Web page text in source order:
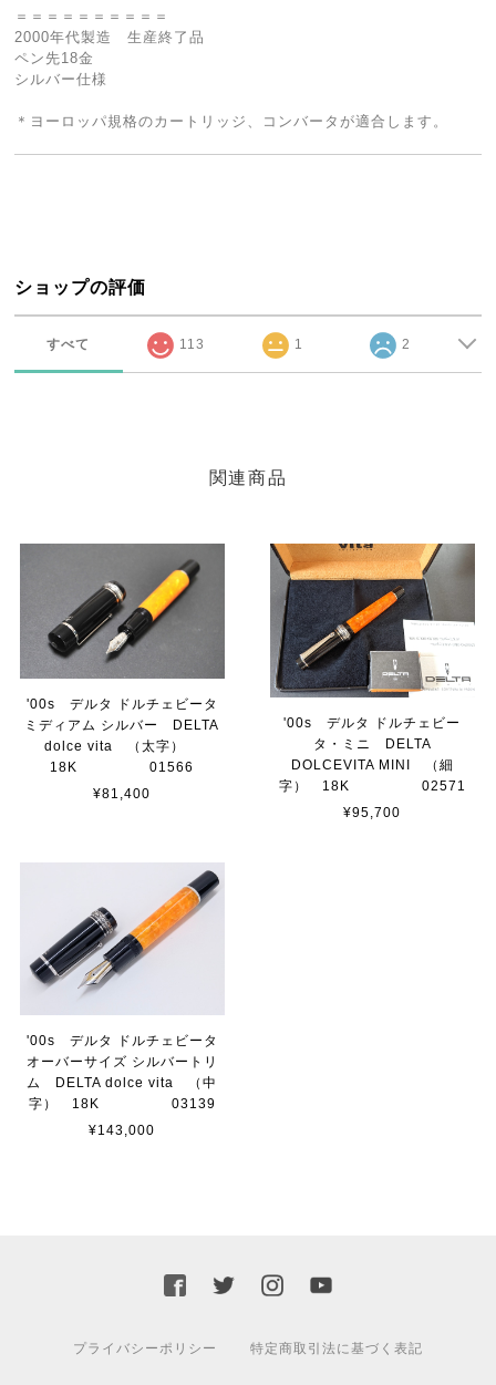
＝＝＝＝＝＝＝＝＝＝
2000年代製造 生産終了品
ペン先18金
シルバー仕様
＊ヨーロッパ規格のカートリッジ、コンバータが適合します。
ショップの評価
すべて 113 1 2
関連商品
'00s デルタ ドルチェビータ
ミディアム シルバー DELTA
dolce vita （太字）
18K 01566
¥81,400
'00s デルタ ドルチェビー
タ・ミニ DELTA
DOLCEVITA MINI （細
字） 18K 02571
¥95,700
'00s デルタ ドルチェビータ
オーバーサイズ シルバートリ
ム DELTA dolce vita （中
字） 18K 03139
¥143,000
プライバシーポリシー 特定商取引法に基づく表記